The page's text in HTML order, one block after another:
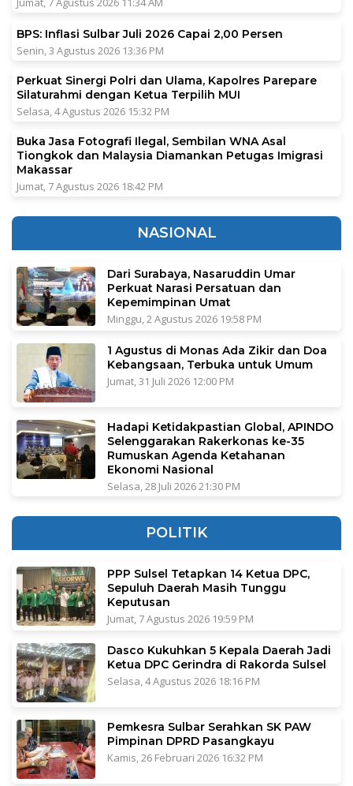
BPS: Inflasi Sulbar Juli 2026 Capai 2,00 Persen
Senin, 3 Agustus 2026 13:36 PM
Perkuat Sinergi Polri dan Ulama, Kapolres Parepare
Silaturahmi dengan Ketua Terpilih MUI
Selasa, 4 Agustus 2026 15:32 PM
Buka Jasa Fotografi Ilegal, Sembilan WNA Asal
Tiongkok dan Malaysia Diamankan Petugas Imigrasi
Makassar
Jumat, 7 Agustus 2026 18:42 PM
NASIONAL
Dari Surabaya, Nasaruddin Umar
Perkuat Narasi Persatuan dan
Kepemimpinan Umat
Minggu, 2 Agustus 2026 19:58 PM
1 Agustus di Monas Ada Zikir dan Doa
Kebangsaan, Terbuka untuk Umum
Jumat, 31 Juli 2026 12:00 PM
Hadapi Ketidakpastian Global, APINDO
Selenggarakan Rakerkonas ke-35
Rumuskan Agenda Ketahanan
Ekonomi Nasional
Selasa, 28 Juli 2026 21:30 PM
POLITIK
PPP Sulsel Tetapkan 14 Ketua DPC,
Sepuluh Daerah Masih Tunggu
Keputusan
Jumat, 7 Agustus 2026 19:59 PM
Dasco Kukuhkan 5 Kepala Daerah Jadi
Ketua DPC Gerindra di Rakorda Sulsel
Selasa, 4 Agustus 2026 18:16 PM
Pemkesra Sulbar Serahkan SK PAW
Pimpinan DPRD Pasangkayu
Kamis, 26 Februari 2026 16:32 PM